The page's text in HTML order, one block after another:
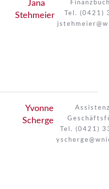
Jana
Stehmeier
Tel. (0421)
Yvonne
Scherge
Tel. (0421)